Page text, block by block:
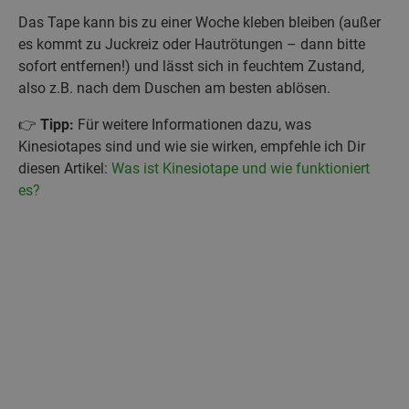
Das Tape kann bis zu einer Woche kleben bleiben (außer
es kommt zu Juckreiz oder Hautrötungen – dann bitte
sofort entfernen!) und lässt sich in feuchtem Zustand,
also z.B. nach dem Duschen am besten ablösen.
👉 Tipp: Für weitere Informationen dazu, was
Kinesiotapes sind und wie sie wirken, empfehle ich Dir
diesen Artikel: Was ist Kinesiotape und wie funktioniert
es?